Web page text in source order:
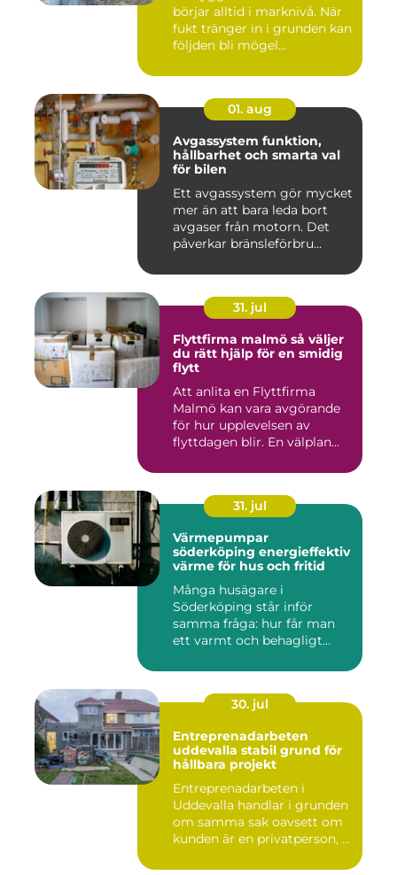
börjar alltid i marknivå. När
fukt tränger in i grunden kan
följden bli mögel...
01. aug
Avgassystem funktion,
hållbarhet och smarta val
för bilen
Ett avgassystem gör mycket
mer än att bara leda bort
avgaser från motorn. Det
påverkar bränsleförbru...
31. jul
Flyttfirma malmö så väljer
du rätt hjälp för en smidig
flytt
Att anlita en Flyttfirma
Malmö kan vara avgörande
för hur upplevelsen av
flyttdagen blir. En välplan...
31. jul
Värmepumpar
söderköping energieffektiv
värme för hus och fritid
Många husägare i
Söderköping står inför
samma fråga: hur får man
ett varmt och behagligt
30. jul
Entreprenadarbeten
uddevalla stabil grund för
hållbara projekt
Entreprenadarbeten i
Uddevalla handlar i grunden
om samma sak oavsett om
kunden är en privatperson, ...